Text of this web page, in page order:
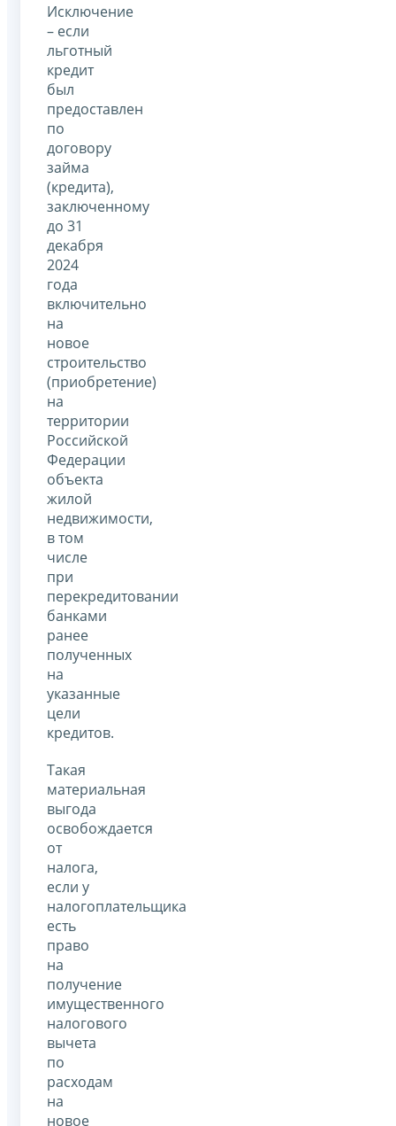
Исключение
– если
льготный
кредит
был
предоставлен
по
договору
займа
(кредита),
заключенному
до 31
декабря
2024
года
включительно
на
новое
строительство
(приобретение)
на
территории
Российской
Федерации
объекта
жилой
недвижимости,
в том
числе
при
перекредитовании
банками
ранее
полученных
на
указанные
цели
кредитов.
Такая
материальная
выгода
освобождается
от
налога,
если у
налогоплательщика
есть
право
на
получение
имущественного
налогового
вычета
по
расходам
на
новое